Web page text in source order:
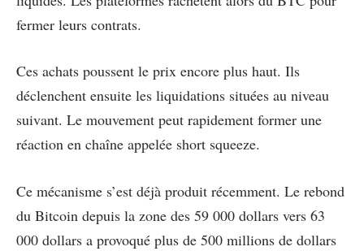
fermer leurs contrats.
Ces achats poussent le prix encore plus haut. Ils
déclenchent ensuite les liquidations situées au niveau
suivant. Le mouvement peut rapidement former une
réaction en chaîne appelée short squeeze.
Ce mécanisme s’est déjà produit récemment. Le rebond
du Bitcoin depuis la zone des 59 000 dollars vers 63
000 dollars a provoqué plus de 500 millions de dollars